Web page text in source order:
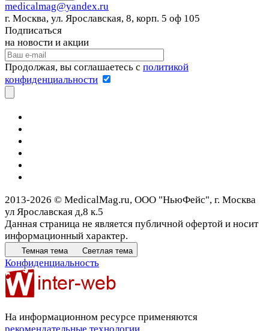
medicalmag@yandex.ru
г. Москва, ул. Ярославская, 8, корп. 5 оф 105
Подписаться
на новости и акции
Продолжая, вы соглашаетесь с политикой
конфиденциальности
2013-2026 © MedicalMag.ru, ООО "НьюФейс", г. Москва
ул Ярославская д,8 к.5
Данная страница не является публичной офертой и носит
информационный характер.
Темная тема Светлая тема
Конфиденциальность
На информационном ресурсе применяются